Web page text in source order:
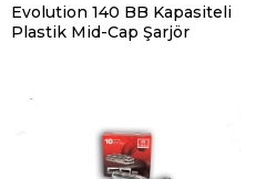
Evolution 140 BB Kapasiteli
Plastik Mid-Cap Şarjör